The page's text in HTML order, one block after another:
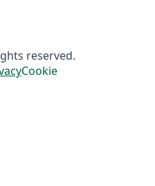
reserved.
Cookie